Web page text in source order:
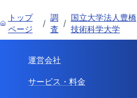
トップ
ページ
/
調
査
/
国立大学法人豊橋
技術科学大学
運営会社
サービス・料金